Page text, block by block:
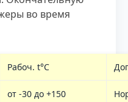
во время
Рабоч. t°C
от -30 до +150